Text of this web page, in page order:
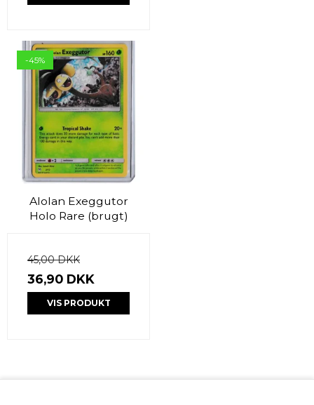
-45%
Alolan Exeggutor
Holo Rare (brugt)
45,00 DKK
36,90 DKK
VIS PRODUKT